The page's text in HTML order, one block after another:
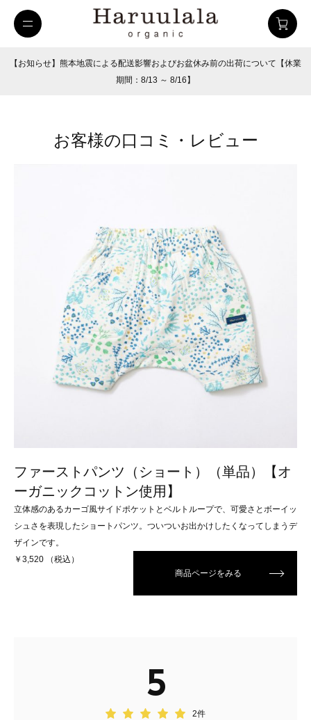
ツイルハーフパンツ 26SUMMER
【お知らせ】熊本地震による配送影響およびお盆休み前の出荷について【休業
期間：8/13 ～ 8/16】
お客様の口コミ・レビュー
ファーストパンツ（ショート）（単品）【オ
ーガニックコットン使用】
立体感のあるカーゴ風サイドポケットとベルトループで、可愛さとボーイッ
シュさを表現したショートパンツ。ついついお出かけしたくなってしまうデ
ザインです。
￥3,520 （税込）
商品ページをみる
5
2件